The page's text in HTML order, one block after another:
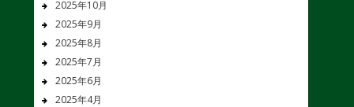
2025年10月
2025年9月
2025年8月
2025年7月
2025年6月
2025年4月